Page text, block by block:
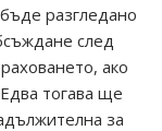
разгледано
след
ако
тогава ще
за